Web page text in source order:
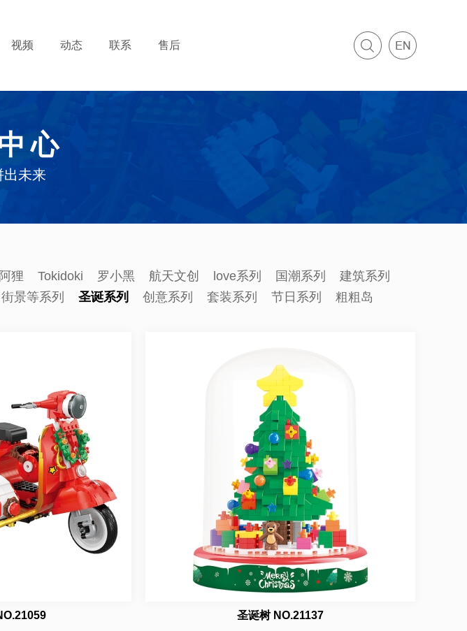
视频 动态 联系 售后
心
出未来
阿狸 Tokidoki 罗小黑 航天文创 love系列 国潮系列
建筑系列
街景等系列 圣诞系列 创意系列 套装系列 节日系列 粗粗岛
圣诞树 NO.21137